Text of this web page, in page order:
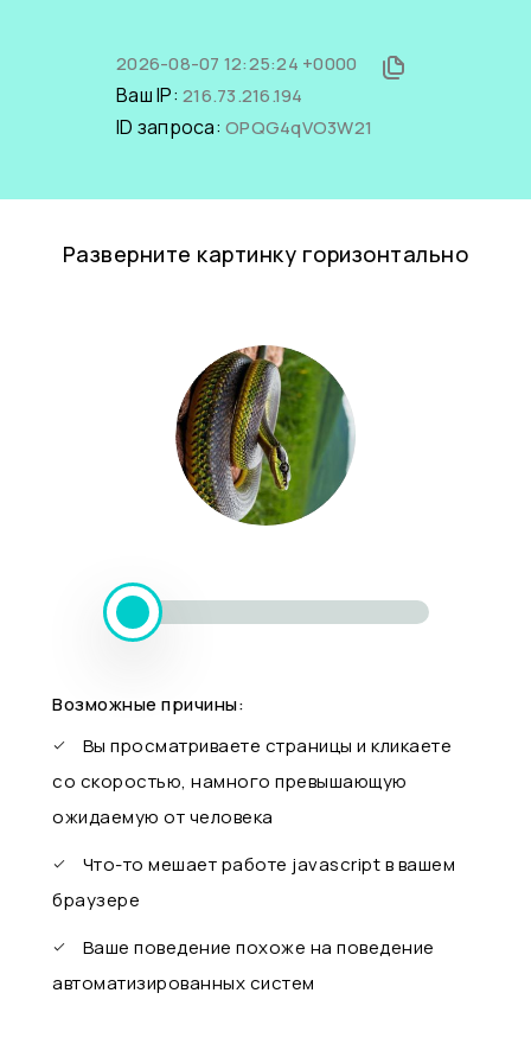
2026-08-07 12:25:24 +0000
Ваш IP: 216.73.216.194
ID запроса: OPQG4qVO3W21
Разверните картинку горизонтально
Возможные причины:
Вы просматриваете страницы и кликаете
со скоростью, намного превышающую
ожидаемую от человека
Что-то мешает работе javascript в вашем
браузере
Ваше поведение похоже на поведение
автоматизированных систем